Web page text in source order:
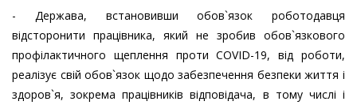
- Держава, встановивши обов`язок роботодавця
відсторонити працівника, який не зробив обов`язкового
профілактичного щеплення протиCOVID-19, від роботи,
реалізує свій обов`язок щодо забезпечення безпеки життя і
здоров`я, зокрема працівників відповідача, в тому числі і